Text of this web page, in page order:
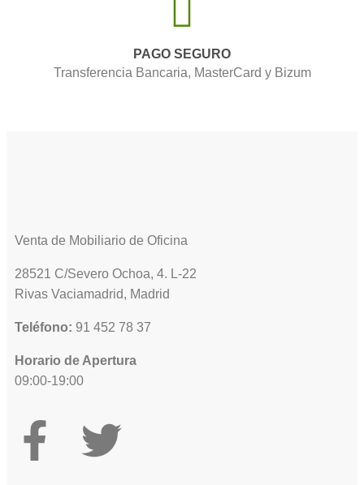
PAGO SEGURO
Transferencia Bancaria, MasterCard y Bizum
Venta de Mobiliario de Oficina
28521 C/Severo Ochoa, 4. L-22
Rivas Vaciamadrid, Madrid
Teléfono: 91 452 78 37
Horario de Apertura
09:00-19:00